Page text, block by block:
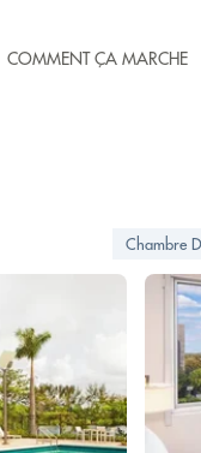
COMMENT ÇA MARCHE
Chambre